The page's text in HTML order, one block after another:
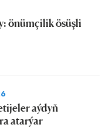
önümçilik ösüşli
aýdyň
atarýar